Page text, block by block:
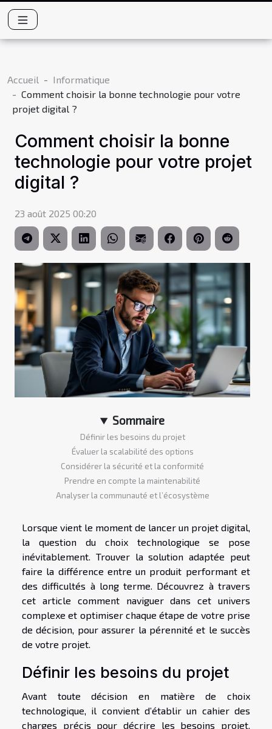
Accueil
Informatique
Comment choisir la bonne technologie pour votre
projet digital ?
Comment choisir la bonne
technologie pour votre projet
digital ?
23 août 2025 00:20
Sommaire
Définir les besoins du projet
Évaluer la scalabilité des options
Considérer la sécurité et la conformité
Prendre en compte la maintenabilité
Analyser la communauté et l’écosystème
Lorsque vient le moment de lancer un projet digital,
la question du choix technologique se pose
inévitablement. Trouver la solution adaptée peut
faire la différence entre un produit performant et
des difficultés à long terme. Découvrez à travers
cet article comment naviguer dans cet univers
complexe et optimiser chaque étape de votre prise
de décision, pour assurer la pérennité et le succès
de votre projet.
Définir les besoins du projet
Avant toute décision en matière de choix
technologique, il convient d’établir un cahier des
charges précis pour décrire les besoins projet.